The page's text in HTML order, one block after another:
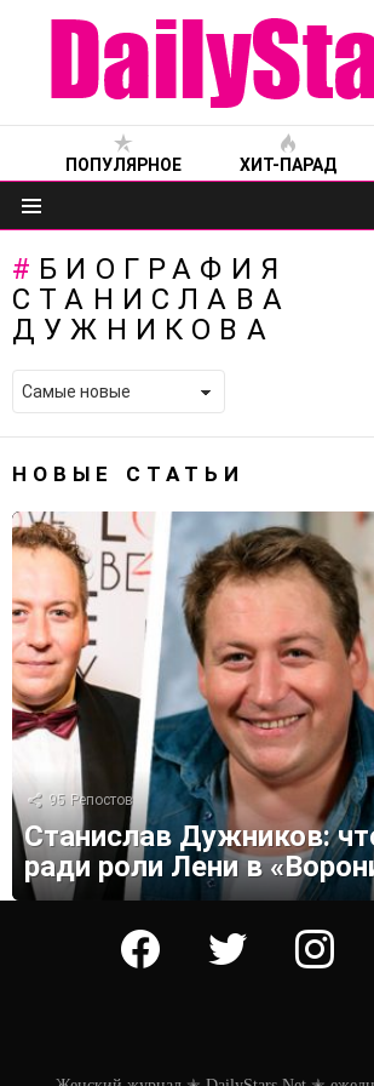
ПОПУЛЯРНОЕ ХИТ-ПАРАД
Меню
БИОГРАФИЯ
СТАНИСЛАВА
ДУЖНИКОВА
НОВЫЕ СТАТЬИ
95 Репостов
Станислав Дужников:
ради роли Лени в
facebook twitter